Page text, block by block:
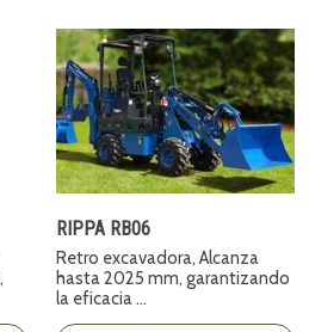
RIPPA RB06
Retro excavadora, Alcanza
hasta 2025 mm, garantizando
la eficacia ...